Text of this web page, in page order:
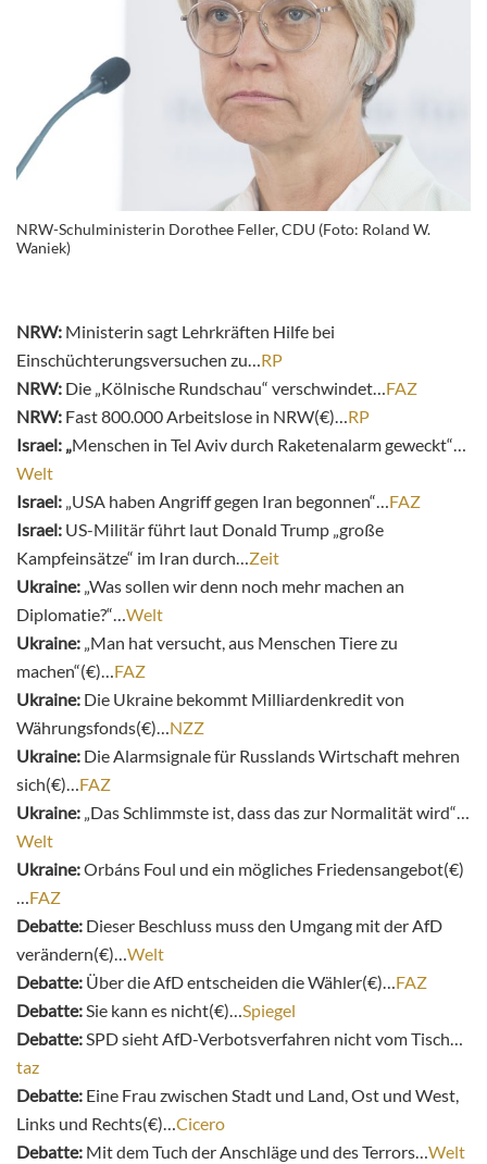
NRW-Schulministerin Dorothee Feller, CDU (Foto: Roland W.
Waniek)
NRW: Ministerin sagt Lehrkräften Hilfe bei
Einschüchterungsversuchen zu… RP
NRW: Die „Kölnische Rundschau“ verschwindet… FAZ
NRW: Fast 800.000 Arbeitslose in NRW(€)… RP
Israel: „Menschen in Tel Aviv durch Raketenalarm geweckt“…
Welt
Israel: „USA haben Angriff gegen Iran begonnen“… FAZ
Israel: US-Militär führt laut Donald Trump „große
Kampfeinsätze“ im Iran durch… Zeit
Ukraine: „Was sollen wir denn noch mehr machen an
Diplomatie?“… Welt
Ukraine: „Man hat versucht, aus Menschen Tiere zu
machen“(€)… FAZ
Ukraine: Die Ukraine bekommt Milliardenkredit von
Währungsfonds(€)… NZZ
Ukraine: Die Alarmsignale für Russlands Wirtschaft mehren
sich(€)… FAZ
Ukraine: „Das Schlimmste ist, dass das zur Normalität wird“…
Welt
Ukraine:Orbáns Foul und ein mögliches Friedensangebot(€)
FAZ
Debatte: Dieser Beschluss muss den Umgang mit der AfD
verändern(€)… Welt
Debatte: Über die AfD entscheiden die Wähler(€)… FAZ
Debatte: Sie kann es nicht(€)… Spiegel
Debatte: SPD sieht AfD-Verbotsverfahren nicht vom Tisch…
taz
Debatte: Eine Frau zwischen Stadt und Land, Ost und West,
Links und Rechts(€)… Cicero
Debatte: Mit dem Tuch der Anschläge und des Terrors… Welt